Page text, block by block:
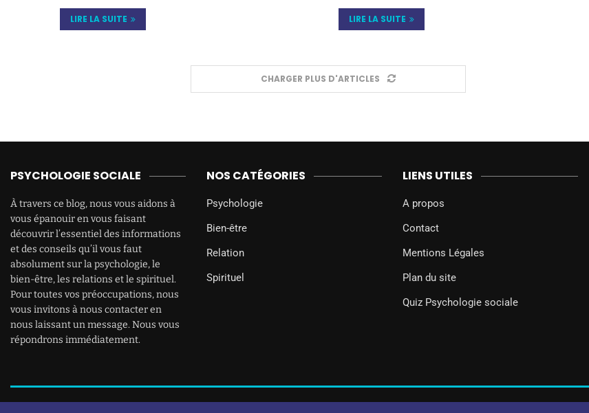
LIRE LA SUITE LIRE LA SUITE
CHARGER PLUS D'ARTICLES
PSYCHOLOGIE SOCIALE
À travers ce blog, nous vous aidons à
vous épanouir en vous faisant
découvrir l’essentiel des informations
et des conseils qu’il vous faut
absolument sur la psychologie, le
bien-être, les relations et le spirituel.
Pour toutes vos préoccupations, nous
vous invitons à nous contacter en
nous laissant un message. Nous vous
répondrons immédiatement.
NOS CATÉGORIES
Psychologie
Bien-être
Relation
Spirituel
LIENS UTILES
A propos
Contact
Mentions Légales
Plan du site
Quiz Psychologie sociale